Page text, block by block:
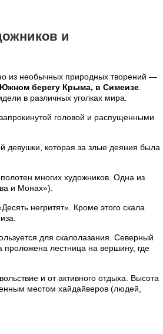
и
из необычных природных творений —
берегу Крыма, в Симеизе.
в различных уголках мира.
головой и распущенными
девушки, которая за злые деяния была
многих художников. Одна из
и Монах»).
негритят». Кроме этого скала
для скалолазания. Северный
лестница на вершину, где
и от активного отдыха. Высота
местом хайдайверов (людей,